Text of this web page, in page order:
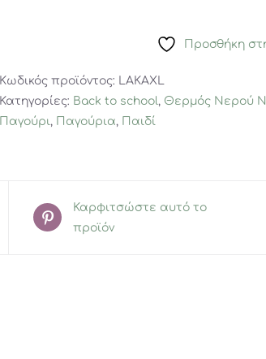
Πώμα
Summit
Προσθήκη
Κωδικός προϊόντος:
LAKAXL
Κατηγορίες: Back to school, Θερμός Νερού
Παγούρι , Παγούρια, Παιδί
Καρφιτσώστε αυτό το
προϊόν